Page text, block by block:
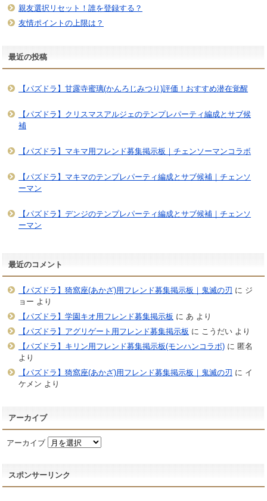
親友選択リセット！誰を登録する？
友情ポイントの上限は？
最近の投稿
【パズドラ】甘露寺蜜璃(かんろじみつり)評価！おすすめ潜在覚醒
【パズドラ】クリスマスアルジェのテンプレパーティ編成とサブ候
補
【パズドラ】マキマ用フレンド募集掲示板｜チェンソーマンコラボ
【パズドラ】マキマのテンプレパーティ編成とサブ候補｜チェンソ
ーマン
【パズドラ】デンジのテンプレパーティ編成とサブ候補｜チェンソ
ーマン
最近のコメント
【パズドラ】猗窩座(あかざ)用フレンド募集掲示板｜鬼滅の刃 に ジ
ョー より
【パズドラ】学園キオ用フレンド募集掲示板 に あ より
【パズドラ】アグリゲート用フレンド募集掲示板 に こうだいより
【パズドラ】キリン用フレンド募集掲示板(モンハンコラボ)に 匿名
より
【パズドラ】猗窩座(あかざ)用フレンド募集掲示板｜鬼滅の刃 に イ
ケメン より
アーカイブ
アーカイブ
スポンサーリンク